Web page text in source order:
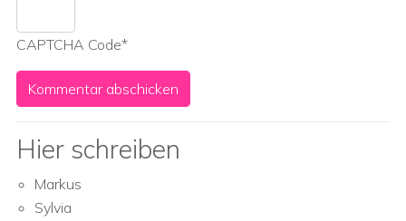
CAPTCHA Code*
Hier schreiben
Markus
Sylvia